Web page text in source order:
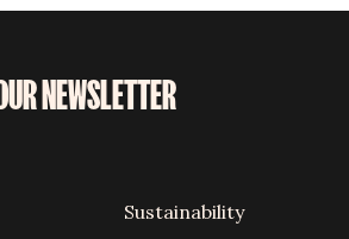
NEWSLETTER
Sustainability